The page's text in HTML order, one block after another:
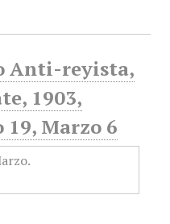
Anti-reyista,
1903,
19, Marzo 6